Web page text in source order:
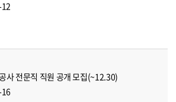
사 전문직 직원 공개 모집(~12.30)